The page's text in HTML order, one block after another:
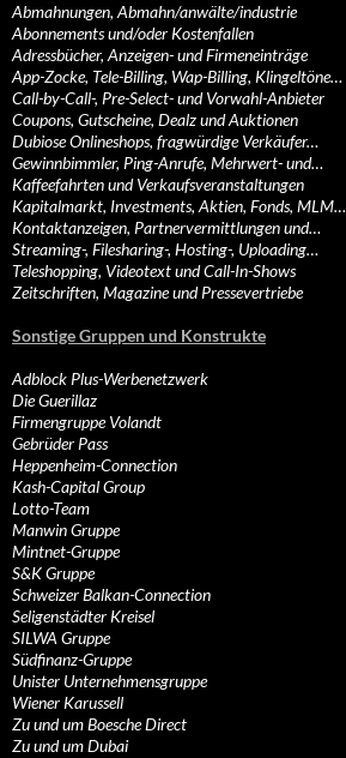
Abmahnungen, Abmahn/anwälte/industrie
Abonnements und/oder Kostenfallen
Adressbücher, Anzeigen- und Firmeneinträge
App-Zocke, Tele-Billing, Wap-Billing, Klingeltöne…
Call-by-Call-, Pre-Select- und Vorwahl-Anbieter
Coupons, Gutscheine, Dealz und Auktionen
Dubiose Onlineshops, fragwürdige Verkäufer…
Gewinnbimmler, Ping-Anrufe, Mehrwert- und…
Kaffeefahrten und Verkaufsveranstaltungen
Kapitalmarkt, Investments, Aktien, Fonds, MLM…
Kontaktanzeigen, Partnervermittlungen und…
Streaming-, Filesharing-, Hosting-, Uploading…
Teleshopping, Videotext und Call-In-Shows
Zeitschriften, Magazine und Pressevertriebe
Sonstige Gruppen und Konstrukte
Adblock Plus-Werbenetzwerk
Die Guerillaz
Firmengruppe Volandt
Gebrüder Pass
Heppenheim-Connection
Kash-Capital Group
Lotto-Team
Manwin Gruppe
Mintnet-Gruppe
S&K Gruppe
Schweizer Balkan-Connection
Seligenstädter Kreisel
SILWA Gruppe
Südfinanz-Gruppe
Unister Unternehmensgruppe
Wiener Karussell
Zu und um Boesche Direct
Zu und um Dubai